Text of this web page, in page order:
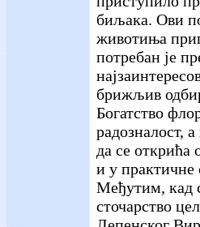
биљака. Ови
животиња
потребан је
брижљив
Богатство
радозналост,
да се
и у практичне
Међутим, кад
сточарство